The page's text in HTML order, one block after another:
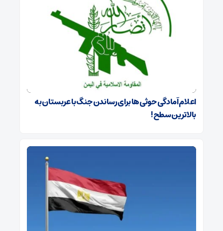
اعلام آمادگی حوثی‌ها برای رساندن جنگ با عربستان به
بالاترین سطح!